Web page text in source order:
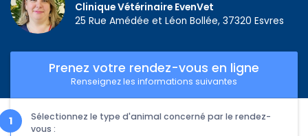
Clinique Vétérinaire EvenVet
25 Rue Amédée et Léon Bollée, 37320 Esvres
Prenez votre rendez-vous en ligne
Renseignez les informations suivantes
Sélectionnez le type d'animal concerné par le rendez-
vous :